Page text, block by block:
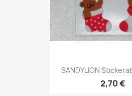
SANDYLION
2,70 €